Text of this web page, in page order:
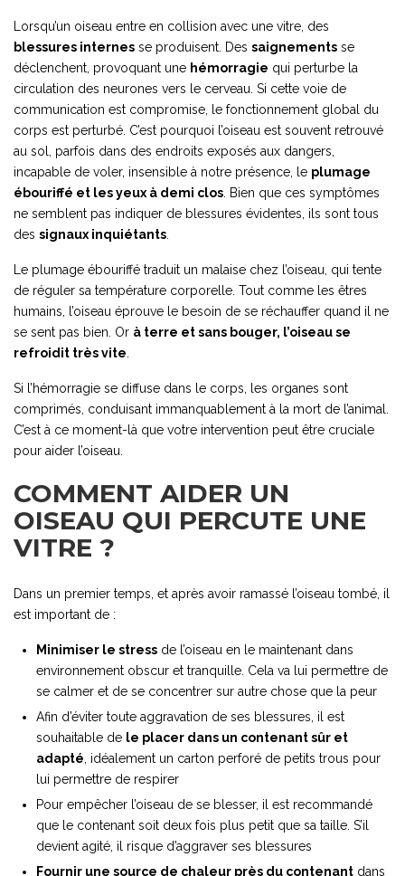
Lorsqu’un oiseau entre en collision avec une vitre, des
blessures internes se produisent. Des saignements se
déclenchent, provoquant une hémorragie qui perturbe la
circulation des neurones vers le cerveau. Si cette voie de
communication est compromise, le fonctionnement global du
corps est perturbé. C’est pourquoi l’oiseau est souvent retrouvé
au sol, parfois dans des endroits exposés aux dangers,
incapable de voler, insensible à notre présence, le plumage
ébouriffé et les yeux à demi clos . Bien que ces symptômes
ne semblent pas indiquer de blessures évidentes, ils sont tous
des signaux inquiétants
Le plumage ébouriffé traduit un malaise chez l’oiseau, qui tente
de réguler sa température corporelle. Tout comme les êtres
humains, l’oiseau éprouve le besoin de se réchauffer quand il ne
se sent pas bien. Or à terre et sans bouger, l’oiseau se
refroidit très vite
Si l’hémorragie se diffuse dans le corps, les organes sont
comprimés, conduisant immanquablement à la mort de l’animal.
C’est à ce moment-là que votre intervention peut être cruciale
pour aider l’oiseau.
COMMENT AIDER UN
OISEAU QUI PERCUTE UNE
VITRE ?
Dans un premier temps, et après avoir ramassé l’oiseau tombé, il
est important de :
Minimiser le stress de l’oiseau en le maintenant dans
environnement obscur et tranquille. Cela va lui permettre de
se calmer et de se concentrer sur autre chose que la peur
Afin d’éviter toute aggravation de ses blessures, il est
souhaitable de le placer dans un contenant sûr et
adapté , idéalement un carton perforé de petits trous pour
lui permettre de respirer
Pour empêcher l’oiseau de se blesser, il est recommandé
que le contenant soit deux fois plus petit que sa taille. S’il
devient agité, il risque d’aggraver ses blessures
Fournir une source de chaleur près du contenant dans